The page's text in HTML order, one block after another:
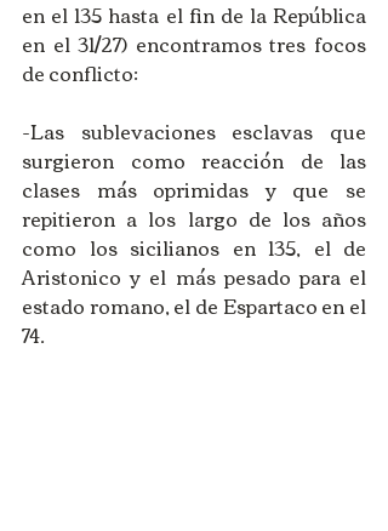
en el 135 hasta el fin de la República
en el 31/27) encontramos tres focos
de conflicto:
-Las sublevaciones esclavas que
surgieron como reacción de las
clases más oprimidas y que se
repitieron a los largo de los años
como los sicilianos en 135, el de
Aristonico y el más pesado para el
estado romano, el de Espartaco en el
74.